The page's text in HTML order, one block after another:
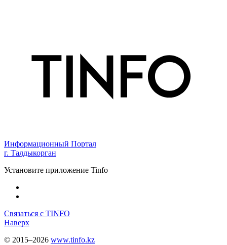
Информационный Портал
г. Талдыкорган
Установите приложение Tinfo
Связаться с TINFO
Наверх
© 2015–2026 www.tinfo.kz